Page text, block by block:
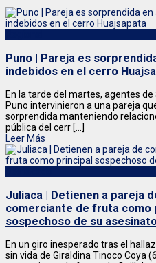
Puno | Pareja es
indebidos en el cerro
En la tarde del martes, agentes
Puno intervinieron a una pareja
sorprendida manteniendo
pública del cerr [...]
Leer Más
Juliaca | Detienen a pareja
comerciante de fruta como
sospechoso de su
En un giro inesperado tras el
sin vida de Giraldina Tinoco Coya